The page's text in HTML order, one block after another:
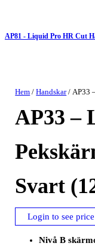
AP81 - Liquid Pro HR Cut
Hem /Handskar/ AP33
AP33 –
Svart
Login to see price
Nivå B